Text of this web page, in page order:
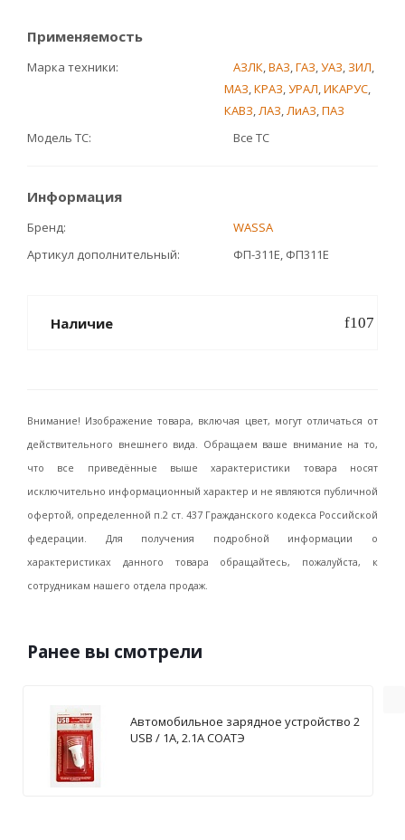
Применяемость
Марка техники АЗЛК,ВАЗ,ГАЗ,УАЗ, ЗИЛ,
МАЗ,КРАЗ,УРАЛ,ИКАРУС,
КАВЗ,ЛАЗ,ЛиАЗ,ПАЗ
Модель ТС
Все ТС
Информация
Бренд
WASSA
Артикул дополнительный
ФП-311Е, ФП311Е
Наличие
Внимание! Изображение товара, включая цвет, могут отличаться от
действительного внешнего вида. Обращаем ваше внимание на то,
что все приведённые выше характеристики товара носят
исключительно информационный характер и не являются публичной
офертой, определенной п.2 ст. 437 Гражданского кодекса Российской
федерации. Для получения подробной информации о
характеристиках данного товара обращайтесь, пожалуйста, к
сотрудникам нашего отдела продаж.
Ранее вы смотрели
Автомобильное зарядное устройство 2
USB / 1А, 2.1А СОАТЭ